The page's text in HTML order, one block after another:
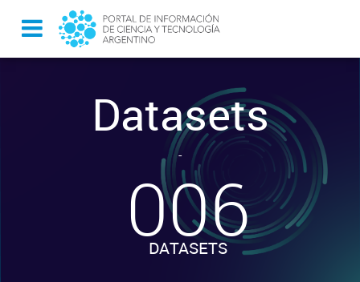
Datasets
-
006
DATASETS